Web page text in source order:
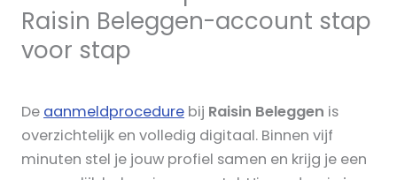
Raisin Beleggen-account stap
voor stap
De aanmeldprocedure bij Raisin Beleggen is
overzichtelijk en volledig digitaal. Binnen vijf
minuten stel je jouw profiel samen en krijg je een